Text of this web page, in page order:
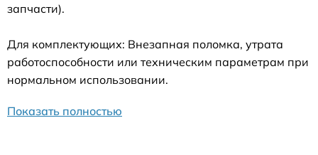
запчасти).
Для комплектующих: Внезапная поломка, утрата
работоспособности или техническим параметрам при
нормальном использовании.
Показать полностью